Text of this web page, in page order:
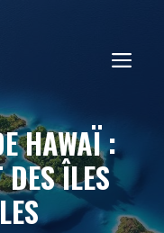
HAWAÏ :
ÎLES